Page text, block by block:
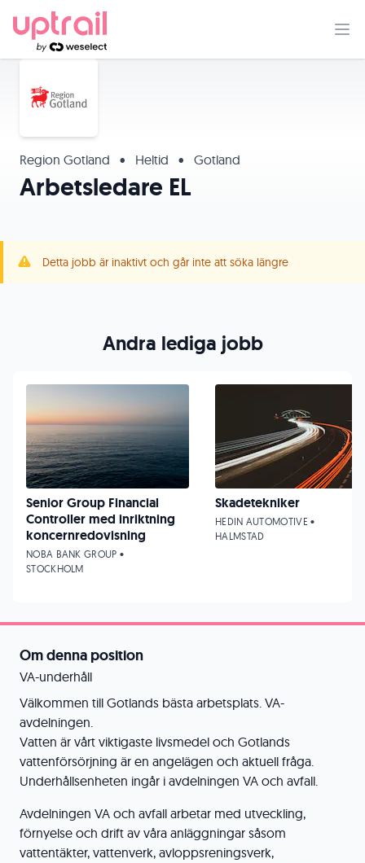
Region Gotland • Heltid • Gotland
Arbetsledare EL
Detta jobb är inaktivt och går inte att söka längre
Om denna position
VA-underhåll
Välkommen till Gotlands bästa arbetsplats. VA-
avdelningen.
Vatten är vårt viktigaste livsmedel och Gotlands
vattenförsörjning är en angelägen och aktuell fråga.
Underhållsenheten ingår i avdelningen VA och avfall.
Avdelningen VA och avfall arbetar med utveckling,
förnyelse och drift av våra anläggningar såsom
vattentäkter, vattenverk, avloppsreningsverk,
Andra lediga jobb
Senior Group Financial
Controller med inriktning
koncernredovisning
NOBA BANK GROUP •
STOCKHOLM
Skadetekniker
HEDIN AUTOMOTIVE •
HALMSTAD